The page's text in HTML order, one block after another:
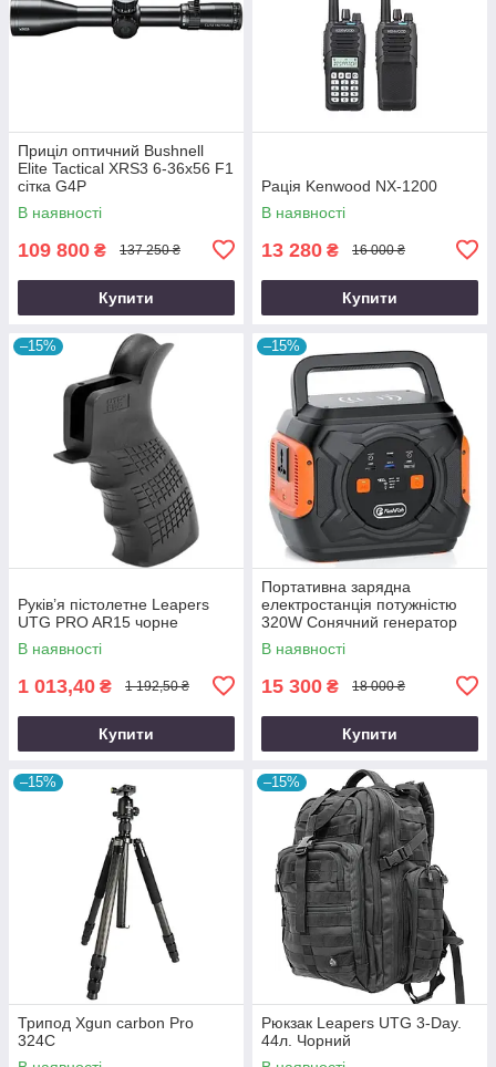
Приціл оптичний Bushnell
Elite Tactical XRS3 6-36x56 F1
сітка G4P
В наявності
109 800 ₴ 137 250 ₴
Купити
Рація Kenwood NX-1200
В наявності
13 280 ₴ 16 000 ₴
Купити
–15%
Руків’я пістолетне Leapers
UTG PRO AR15 чорне
В наявності
1 013,40 ₴ 1 192,50 ₴
Купити
–15%
Портативна зарядна
електростанція потужністю
320W Сонячний генератор
FlashFish місткістю 292Wh
800000mAh
В наявності
15 300 ₴ 18 000 ₴
Купити
–15%
Трипод Xgun carbon Рro
324C
–15%
Рюкзак Leapers UTG 3-Day.
44л. Чорний